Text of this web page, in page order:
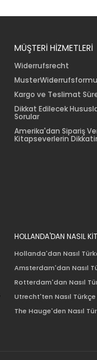
MÜŞTERİ HİZMETLERİ
Widerrufsrecht
Kargo ve Teslimat
Dikkat Edilecek
Sorular
Amerika'dan Sipariş
Kitapseverlerin
HOLLANDA'DAN NASIL
Hollanda'dan Nasıl
Amsterdam'dan Nasıl
Rotterdam'dan Nasıl
Utrecht'ten Nasıl Türkçe
The Hauge'den Nasıl